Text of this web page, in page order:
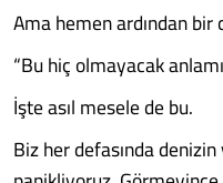
Ama hemen ardından
“Bu hiç olmayacak
İşte asıl mesele de bu.
Biz her defasında